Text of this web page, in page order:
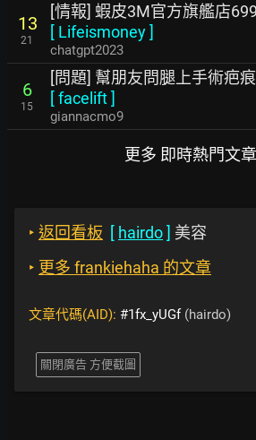
13
21
[情報] 蝦皮3M官方旗艦店
[ Lifeismoney]
chatgpt2023
6
15
[問題] 幫朋友問腿上手術疤
[facelift]
giannacmo9
更多 即時熱門文
‣ 返回看板 [ hairdo] 美容
‣ 更多 frankiehaha 的文章
文章代碼(AID): #1fx_yUGf(hairdo)
關閉廣告 方便截圖